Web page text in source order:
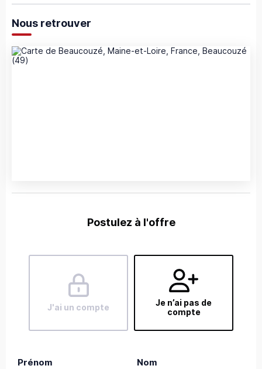
Nous retrouver
Postulez à l'offre
J'ai un compte
Je n’ai pas de
compte
Prénom Nom